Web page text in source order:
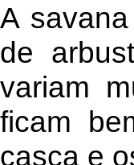
A
de
variam
ficam
casca e